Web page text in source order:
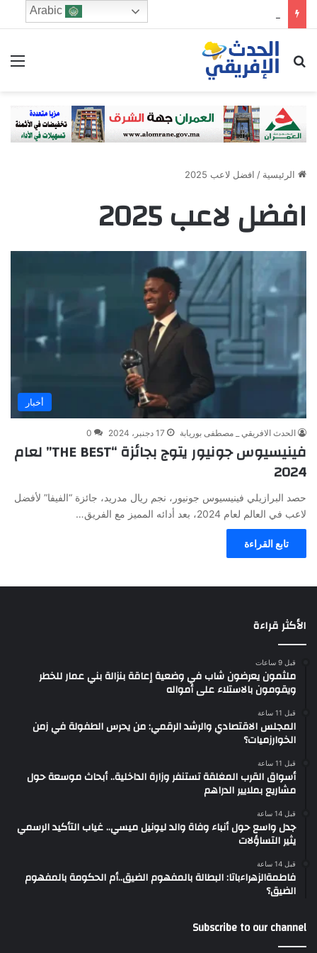
المجلس الاقتصادي والرشد الرقمي: من يحرس الطفولة في زمن الخوارزميات؟
ابحث عن
الرئيسية / افضل لاعب 2025
افضل لاعب 2025
أخبار
الحدث الافريقي _ مصطفى بوريابة 17 دجنبر، 2024 0
فينيسيوس جونيور يتوج بجائزة “THE BEST” لعام
2024
حصد البرازيلي فينيسيوس جونيور، نجم ريال مدريد، جائزة “الفيفا” لأفضل
لاعب في العالم لعام 2024، بعد أدائه المميز مع الفريق…
تابع القراءة
الأكثر قراءة
قبل 9 ساعات
ملثمون يعرضون شاب في وضعية إعاقة بنزالة بني عمار للخطر
ويقومون بالاستلاء على أمواله
قبل 11 ساعة
المجلس الاقتصادي والرشد الرقمي: من يحرس الطفولة في زمن
الخوارزميات؟
قبل 11 ساعة
أسواق القرب المغلقة تستنفر وزارة الداخلية.. أبحاث موسعة حول
مشاريع بملايير الدراهم
قبل 14 ساعة
جدل واسع حول أنباء وفاة والد ليونيل ميسي.. غياب التأكيد الرسمي
يثير التساؤلات
قبل 14 ساعة
فاطمةالزهراءباتا: البطالة بالمفهوم الضيق..أم الحكومة بالمفهوم
الضيق؟
Subscribe to our channel
Arabic